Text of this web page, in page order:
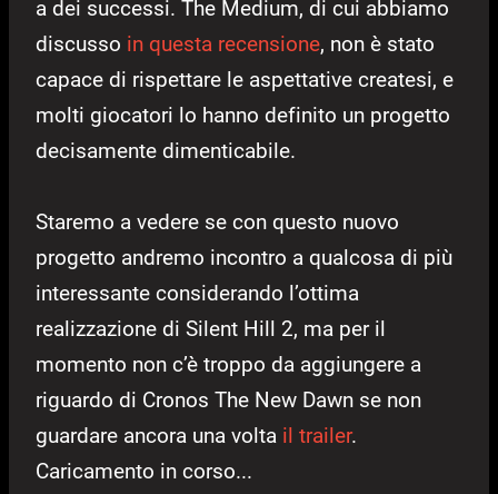
a dei successi. The Medium, di cui abbiamo
discusso in questa recensione, non è stato
capace di rispettare le aspettative createsi, e
molti giocatori lo hanno definito un progetto
decisamente dimenticabile.
Staremo a vedere se con questo nuovo
progetto andremo incontro a qualcosa di più
interessante considerando l’ottima
realizzazione di Silent Hill 2, ma per il
momento non c’è troppo da aggiungere a
riguardo di Cronos The New Dawn se non
guardare ancora una volta il trailer.
Caricamento in corso...